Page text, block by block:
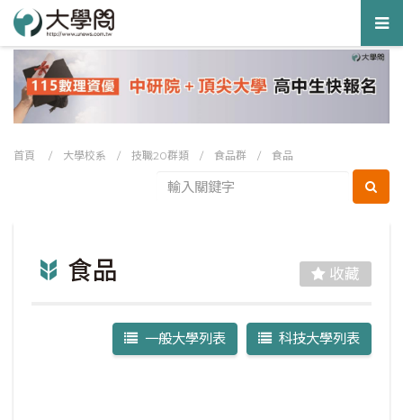
首頁 / 大學校系 / 技職20群類 / 食品群 / 食品
食品 收藏
科技大學列表
一般大學列表